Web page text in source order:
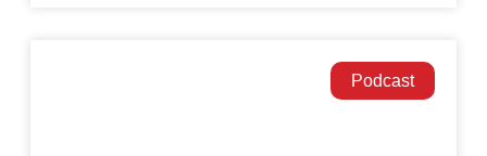
Podcast